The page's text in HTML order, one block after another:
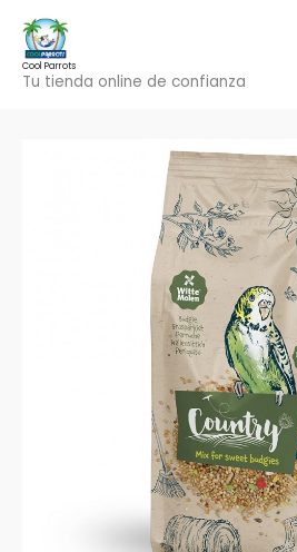
contenido
Cool Parrots
Tu tienda online de confianza